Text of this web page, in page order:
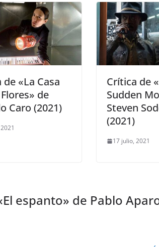
«La Casa
de
Caro (2021)
Crítica de
Sudden
Steven
(2021)
17 julio, 2021
espanto» de Pablo